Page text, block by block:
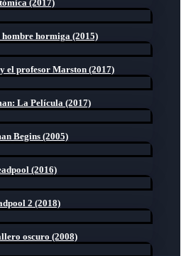
(2017)
hormiga (2015)
el profesor Marston (2017)
La Película (2017)
Begins (2005)
(2016)
2 (2018)
oscuro (2008)